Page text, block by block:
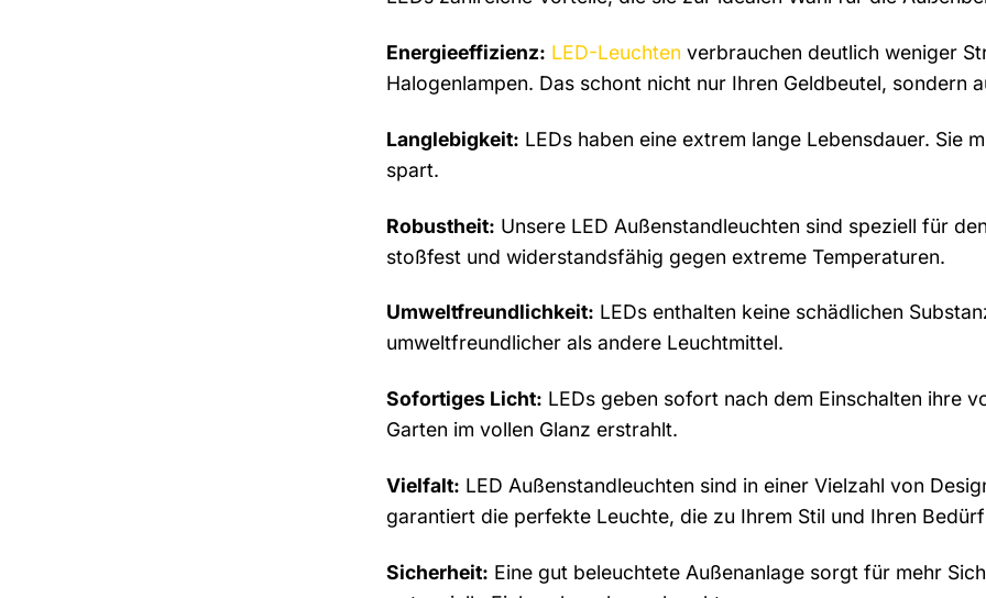
Energieeffizienz: LED-Leuchten verbrauchen deutlich weniger
Halogenlampen. Das schont nicht nur Ihren Geldbeutel, sondern
Langlebigkeit: LEDs haben eine extrem lange Lebensdauer. Sie
spart.
Robustheit: Unsere LED Außenstandleuchten sind speziell für
stoßfest und widerstandsfähig gegen extreme Temperaturen.
Umweltfreundlichkeit: LEDs enthalten keine schädlichen
umweltfreundlicher als andere Leuchtmittel.
Sofortiges Licht: LEDs geben sofort nach dem Einschalten ihre
Garten im vollen Glanz erstrahlt.
Vielfalt: LED Außenstandleuchten sind in einer Vielzahl von
garantiert die perfekte Leuchte, die zu Ihrem Stil und Ihren
Sicherheit: Eine gut beleuchtete Außenanlage sorgt für mehr